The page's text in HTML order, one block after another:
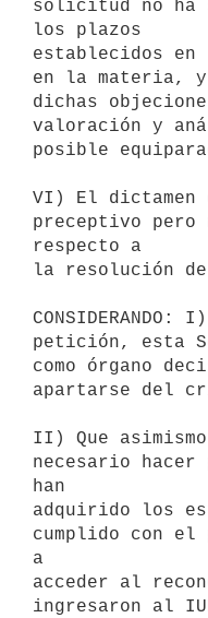
solicitud no ha
los plazos
establecidos
en la materia, y
dichas
valoración y
posible
VI) El dictamen
preceptivo pero
respecto a
la resolución
petición, esta
como órgano
apartarse del
II) Que
necesario hacer
han
adquirido los
cumplido con el
a
acceder al
ingresaron al